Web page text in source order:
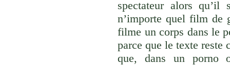
spectateur alors
n’importe quel film de
filme un corps dans le
parce que le texte
que, dans un porno